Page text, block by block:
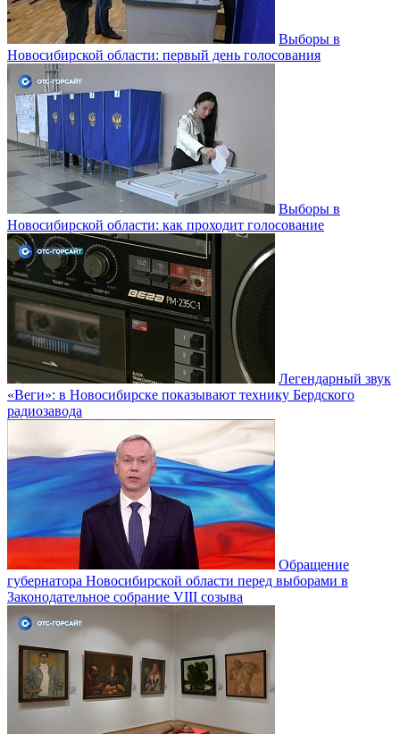
Выборы в
Новосибирской области: первый день голосования
Выборы в
Новосибирской области: как проходит голосование
Легендарный звук
«Веги»: в Новосибирске показывают технику Бердского
радиозавода
Обращение
губернатора Новосибирской области перед выборами в
Законодательное собрание VIII созыва